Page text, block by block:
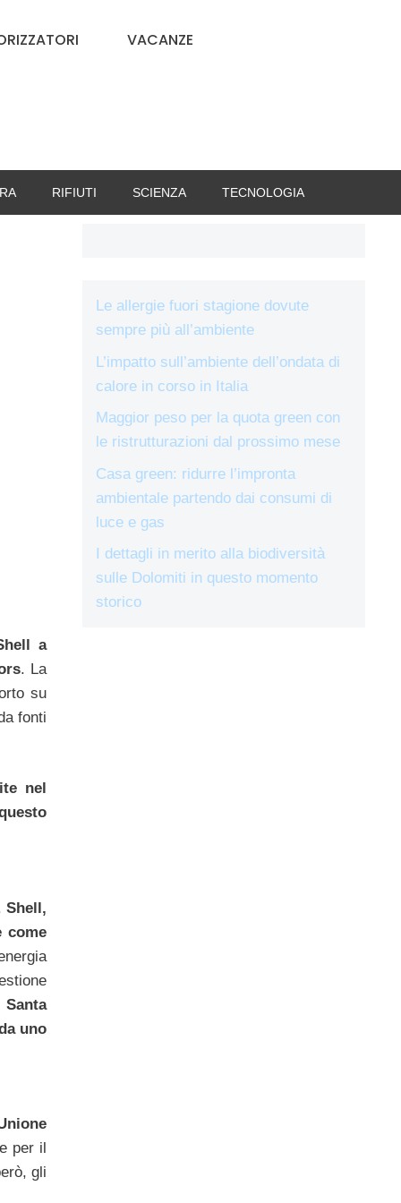
VACANZE
RIFIUTI SCIENZA TECNOLOGIA
a
. La
su
fonti
nel
Shell,
come
uno
per il
gli
Le allergie fuori stagione dovute
sempre più all’ambiente
L’impatto sull’ambiente dell’ondata di
calore in corso in Italia
Maggior peso per la quota green con
le ristrutturazioni dal prossimo mese
Casa green: ridurre l’impronta
ambientale partendo dai consumi di
luce e gas
I dettagli in merito alla biodiversità
sulle Dolomiti in questo momento
storico